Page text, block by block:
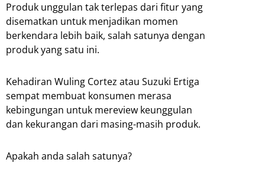
Produk unggulan tak terlepas dari fitur yang
disematkan untuk menjadikan momen
berkendara lebih baik, salah satunya dengan
produk yang satu ini.
Kehadiran Wuling Cortez atau Suzuki Ertiga
sempat membuat konsumen merasa
kebingungan untuk mereview keunggulan
dan kekurangan dari masing-masih produk.
Apakah anda salah satunya?